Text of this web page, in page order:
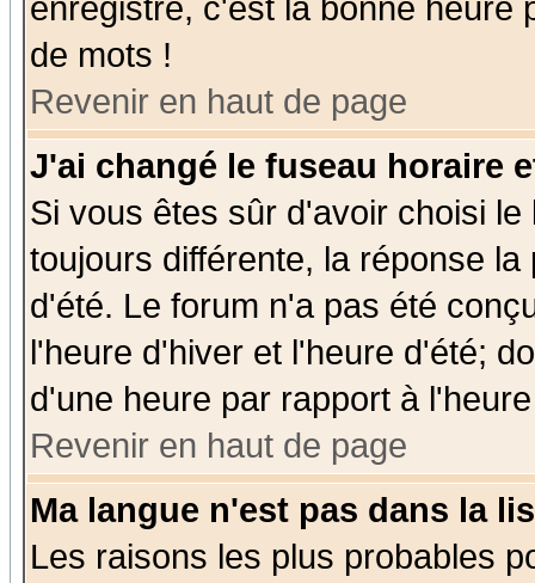
enregistré, c'est la bonne heure
de mots !
Revenir en haut de page
J'ai changé le fuseau horaire
Si vous êtes sûr d'avoir choisi
toujours différente, la réponse
d'été. Le forum n'a pas été
l'heure d'hiver et l'heure d'été;
d'une heure par rapport à
Revenir en haut de page
Ma langue n'est pas dans la
Les raisons les plus probables